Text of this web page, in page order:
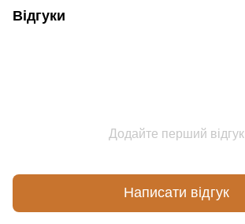
Відгуки
Додайте перший відгук
Написати відгук